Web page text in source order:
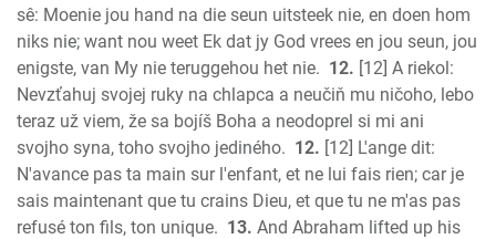
sê: Moenie jou hand na die seun uitsteek nie, en doen hom
niks nie; want nou weet Ek dat jy God vrees en jou seun, jou
enigste, van My nie teruggehou het nie. 12. [12] A riekol:
Nevzťahuj svojej ruky na chlapca a neučiň mu ničoho, lebo
teraz už viem, že sa bojíš Boha a neodoprel si mi ani
svojho syna, toho svojho jediného. 12. [12] L'ange dit:
N'avance pas ta main sur l'enfant, et ne lui fais rien; car je
sais maintenant que tu crains Dieu, et que tu ne m'as pas
refusé ton fils, ton unique. 13. And Abraham lifted up his